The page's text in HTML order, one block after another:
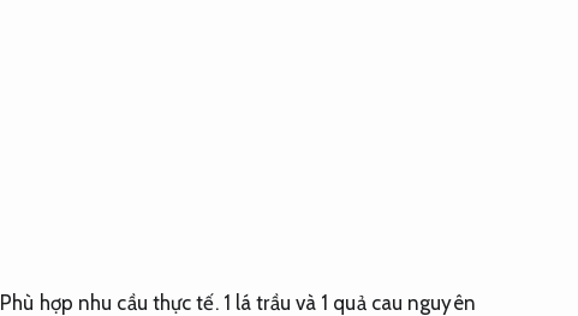
Phù hợp nhu cầu thực tế.1 lá trầu và 1 quả cau nguyên